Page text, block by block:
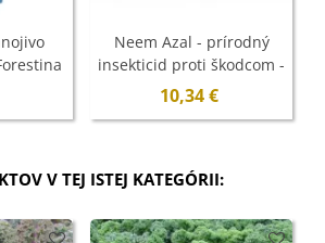
l
Neem Azal - prírodný
insekticid proti škodcom -
25 ml
10,34 €
V TEJ ISTEJ KATEGÓRII: